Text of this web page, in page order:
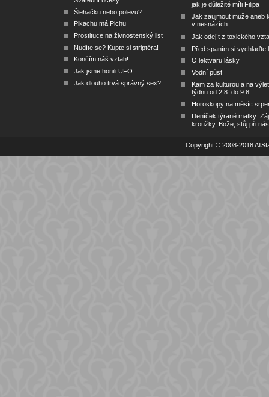
Šlehačku nebo polevu?
Pikachu má Pichu
Prostituce na živnostenský list
Nudíte se? Kupte si striptéra!
Končím náš vztah!
Jak jsme honili UFO
Jak dlouho trvá správný sex?
jak je důležité míti Filipa
Jak zaujmout muže aneb
v nesnázích
Jak odejít z toxického
Před spaním si vychlaďte
O lektvaru lásky
Vodní půst
Kam za kulturou a na
týdnu od 2.8. do 9.8.
Horoskopy na měsíc
Deníček týrané matky:
kroužky, Bože, stůj při nás
Copyright © 2008-2018